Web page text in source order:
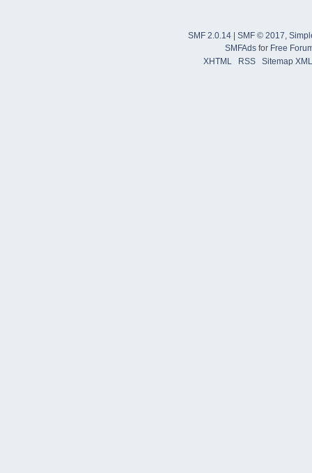
SMF 2.0.14 SMF © 2017,
SMFAdsfor Free
XHTML
RSS Sitemap XML